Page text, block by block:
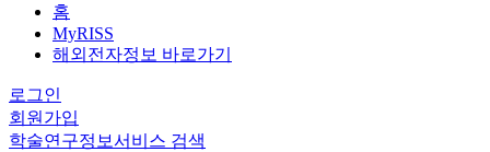
홈
MyRISS
해외전자정보 바로가기
로그인
회원가입
학술연구정보서비스 검색